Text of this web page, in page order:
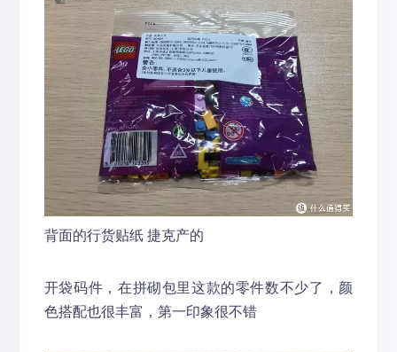
背面的行货贴纸 捷克产的
开袋码件，在拼砌包里这款的零件数不少了，颜
色搭配也很丰富，第一印象很不错